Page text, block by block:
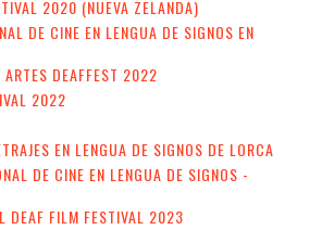
2020 (NUEVA ZELANDA)
DE CINE EN LENGUA DE SIGNOS EN
DEAFFEST 2022
2022
EN LENGUA DE SIGNOS DE LORCA
DE CINE EN LENGUA DE SIGNOS -
DEAF FILM FESTIVAL 2023